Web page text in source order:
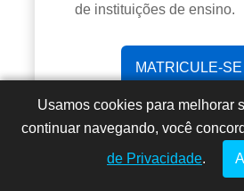
de instituições de ensino.
MATRICULE-SE
DETALHES
!
Dúvidas? Fale
conosco por
aqui!
Usamos cookies para melhorar
continuar navegando, você
de Privacidade.